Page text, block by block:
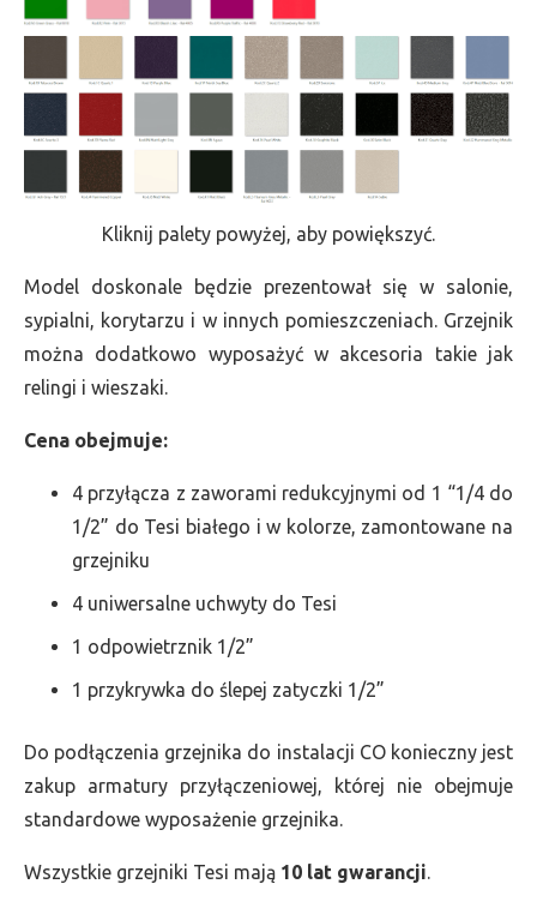
Kliknij palety powyżej, aby powiększyć.
Model doskonale będzie prezentował się w salonie,
sypialni, korytarzu i w innych pomieszczeniach. Grzejnik
można dodatkowo wyposażyć w akcesoria takie jak
relingi i wieszaki.
Cena obejmuje:
4 przyłącza z zaworami redukcyjnymi od 1 “1/4 do
1/2” do Tesi białego i w kolorze, zamontowane na
grzejniku
4 uniwersalne uchwyty do Tesi
1 odpowietrznik 1/2”
1 przykrywka do ślepej zatyczki 1/2”
Do podłączenia grzejnika do instalacji CO konieczny jest
zakup armatury przyłączeniowej, której nie obejmuje
standardowe wyposażenie grzejnika.
Wszystkie grzejniki Tesi mają 10 lat gwarancji.